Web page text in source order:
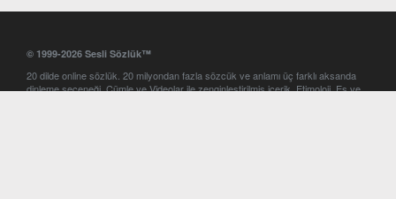
© 1999-2026 Sesli Sözlük™
20 dilde online sözlük. 20 milyondan fazla sözcük ve anlamı üç farklı aksanda
dinleme seçeneği. Cümle ve Videolar ile zenginleştirilmiş içerik. Etimoloji, Eş ve